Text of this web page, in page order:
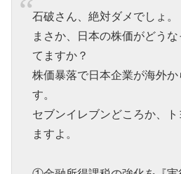
石破さん、絶対ダメでしょ。
まさか、日本の株価がどう
てますか？
株価暴落で日本企業が海外か
す。
セブンイレブンどころか、
ますよ。